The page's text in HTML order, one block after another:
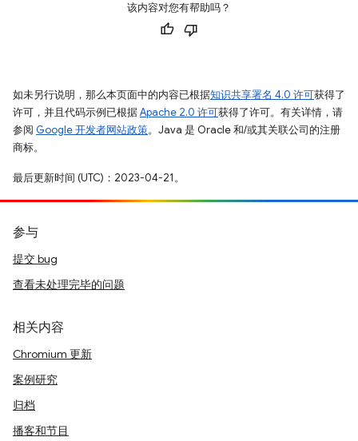
该内容对您有帮助吗？
如未另行说明，那么本页面中的内容已根据知识共享署名 4.0 许可获得了
许可，并且代码示例已根据Apache 2.0 许可获得了许可。有关详情，请
参阅 Google 开发者网站政策。Java 是 Oracle 和/或其关联公司的注册
商标。
最后更新时间 (UTC)：2023-04-21。
参与
提交 bug
查看未处理完毕的问题
相关内容
Chromium 更新
案例研究
归档
播客和节目